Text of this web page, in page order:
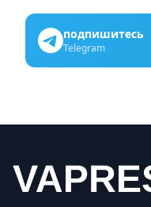
подпишитесь
Telegram